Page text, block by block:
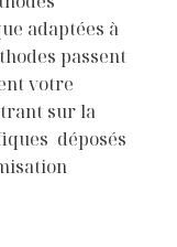
adaptées à
passent
votre
sur la
déposés